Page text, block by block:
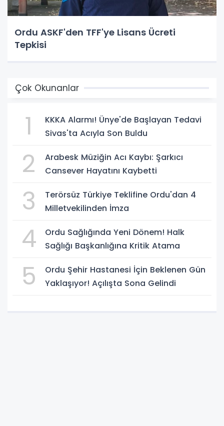
Ordu ASKF'den TFF'ye Lisans Ücreti
Tepkisi
Çok Okunanlar
1
KKKA Alarmı! Ünye'de Başlayan Tedavi
Sivas'ta Acıyla Son Buldu
2
Arabesk Müziğin Acı Kaybı: Şarkıcı
Cansever Hayatını Kaybetti
3
Terörsüz Türkiye Teklifine Ordu'dan 4
Milletvekilinden İmza
4
Ordu Sağlığında Yeni Dönem! Halk
Sağlığı Başkanlığına Kritik Atama
5
Ordu Şehir Hastanesi İçin Beklenen Gün
Yaklaşıyor! Açılışta Sona Gelindi